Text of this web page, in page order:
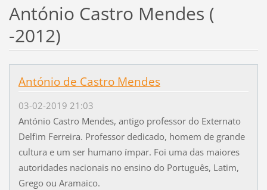
António Castro Mendes (
-2012)
António de Castro Mendes
03-02-2019 21:03
António Castro Mendes, antigo professor do Externato
Delfim Ferreira. Professor dedicado, homem de grande
cultura e um ser humano ímpar. Foi uma das maiores
autoridades nacionais no ensino do Português, Latim,
Grego ou Aramaico.